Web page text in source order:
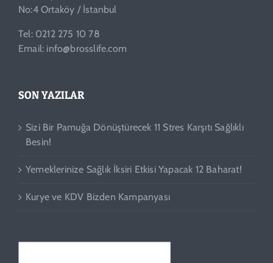
No:4 Ortaköy / İstanbul
Tel: 0212 275 10 78
Email: info@brosslife.com
SON YAZILAR
Sizi Bir Pamuğa Dönüştürecek 11 Stres Karşıtı Sağlıklı
Besin!
Yemeklerinize Sağlık İksiri Etkisi Yapacak 12 Baharat!
Kurye ve KDV Bizden Kampanyası